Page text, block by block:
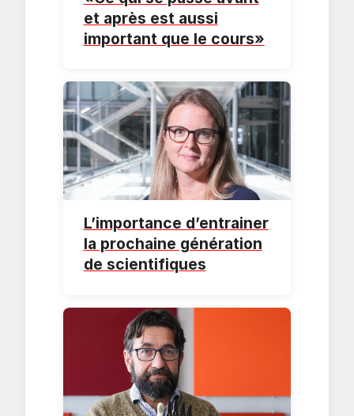
et après est aussi
important que le cours»
L’importance d’entrainer
la prochaine génération
de scientifiques